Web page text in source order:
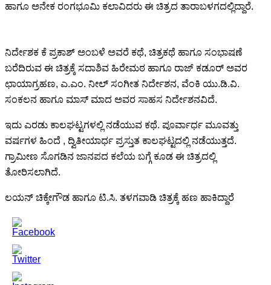
ಹಾಗೂ ಅನೇಕ ರಂಗಭೂಮಿ ಕಲಾವಿದರು ಈ ಚಿತ್ರದ ತಾರಾಬಳಗದಲ್ಲಿದ್ದಾರೆ.
ನಿರ್ದೇಶಕ ಕೆ ಪ್ರಕಾಶ್ ಅಂಬಳೆ ಅವರೆ ಕಥೆ, ಚಿತ್ರಕಥೆ ಹಾಗೂ ಸಂಭಾಷಣೆ
ಬರೆದಿರುವ ಈ ಚಿತ್ರಕ್ಕೆ ಸದಾಶಿವ ಹಿರೇಮಠ ಹಾಗೂ ರಾಜ್ ಕಡೂರ್ ಅವರ
ಛಾಯಾಗ್ರಹಣ, ಎ.ಎಂ. ನೀಲ್ ಸಂಗೀತ ನಿರ್ದೇಶನ, ವೆಂಕಿ ಯು.ಡಿ.ವಿ.
ಸಂಕಲನ ಹಾಗೂ ಮಾಸ್ ಮಾದ ಅವರ ಸಾಹಸ ನಿರ್ದೇಶನವಿದೆ.
ಇದು ಎರಡು ಕಾಲಘಟ್ಟಗಳಲ್ಲಿ ನಡೆಯುವ ಕಥೆ. ಪೂರ್ವಾರ್ಧ ಮೂವತ್ತು
ವರ್ಷಗಳ ಹಿಂದೆ , ದ್ವಿತೀಯಾರ್ಧ ಪ್ರಸ್ತುತ ಕಾಲಘಟ್ಟದಲ್ಲಿ ನಡೆಯುತ್ತದೆ.
ಗ್ರಾಮೀಣ ಸೊಗಡಿನ ಜಾನಪದ ಕಲೆಯ ಬಗ್ಗೆ ಕೂಡ ಈ ಚಿತ್ರದಲ್ಲಿ
ತೋರಿಸಲಾಗಿದೆ.
ಲಯನ್ ಚಿಕ್ಕೇಗೌಡ ಹಾಗೂ ಟಿ.ಸಿ. ತಳಗವಾಡಿ ಚಿತ್ರಕ್ಕೆ ಹಣ ಹಾಕಿದ್ದಾರೆ